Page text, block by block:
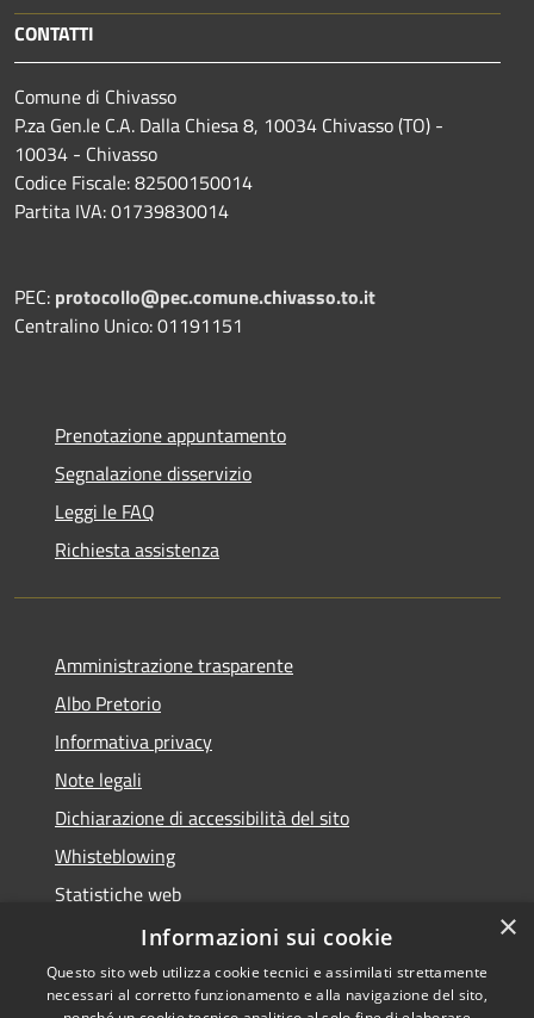
CONTATTI
Comune di Chivasso
P.za Gen.le C.A. Dalla Chiesa 8, 10034 Chivasso (TO) -
10034 - Chivasso
Codice Fiscale: 82500150014
Partita IVA: 01739830014
PEC: protocollo@pec.comune.chivasso.to.it
Centralino Unico: 01191151
Prenotazione appuntamento
Segnalazione disservizio
Leggi le FAQ
Richiesta assistenza
Amministrazione trasparente
Albo Pretorio
Informativa privacy
Note legali
Dichiarazione di accessibilità del sito
Whisteblowing
Statistiche web
Segnalazioni di non conformità
×
Informazioni sui cookie
Questo sito web utilizza cookie tecnici e assimilati strettamente
necessari al corretto funzionamento e alla navigazione del sito,